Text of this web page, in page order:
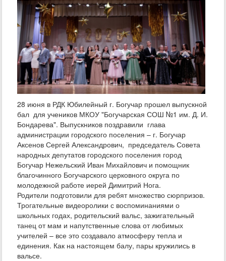
28 июня в РДК Юбилейный г. Богучар прошел выпускной
бал для учеников МКОУ "Богучарская СОШ №1 им. Д. И.
Бондарева". Выпускников поздравили глава
администрации городского поселения – г. Богучар
Аксенов Сергей Александрович, председатель Совета
народных депутатов городского поселения город
Богучар Нежельский Иван Михайлович и помощник
благочинного Богучарского церковного округа по
молодежной работе иерей Димитрий Нога.
Родители подготовили для ребят множество сюрпризов.
Трогательные видеоролики с воспоминаниями о
школьных годах, родительский вальс, зажигательный
танец от мам и напутственные слова от любимых
учителей – все это создавало атмосферу тепла и
единения. Как на настоящем балу, пары кружились в
вальсе.